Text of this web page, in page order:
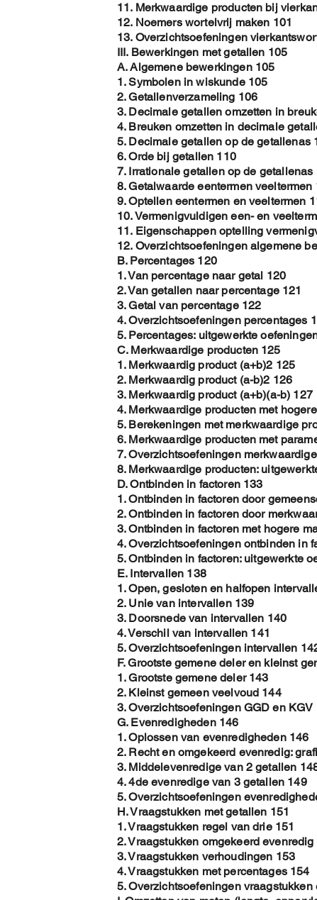
11. Merkwaardige producten bij
12. Noemers wortelvrij maken 101
13. Overzichtsoefeningen
III. Bewerkingen met getallen 105
A. Algemene bewerkingen 105
1. Symbolen in wiskunde 105
2. Getallenverzameling 106
3. Decimale getallen omzetten in
4. Breuken omzetten in decimale
5. Decimale getallen op de getallenas
6. Orde bij getallen 110
7. Irrationale getallen op de getallenas
8. Getalwaarde eentermen veeltermen
9. Optellen eentermen en veeltermen
10. Vermenigvuldigen een- en
11. Eigenschappen optelling
12. Overzichtsoefeningen algemene
B. Percentages 120
1. Van percentage naar getal 120
2. Van getallen naar percentage 121
3. Getal van percentage 122
4. Overzichtsoefeningen percentages
5. Percentages: uitgewerkte
C. Merkwaardige producten 125
1. Merkwaardig product (a+b)2 125
2. Merkwaardig product (a-b)2 126
3. Merkwaardig product (a+b)(a-b) 127
4. Merkwaardige producten met
5. Berekeningen met merkwaardige
6. Merkwaardige producten met
7. Overzichtsoefeningen
8. Merkwaardige producten:
D. Ontbinden in factoren 133
1. Ontbinden in factoren door
2. Ontbinden in factoren door
3. Ontbinden in factoren met hogere
4. Overzichtsoefeningen ontbinden in
5. Ontbinden in factoren: uitgewerkte
E. Intervallen 138
1. Open, gesloten en halfopen
2. Unie van intervallen 139
3. Doorsnede van intervallen 140
4. Verschil van intervallen 141
5. Overzichtsoefeningen intervallen
F. Grootste gemene deler en kleinst
1. Grootste gemene deler 143
2. Kleinst gemeen veelvoud 144
3. Overzichtsoefeningen GGD en KGV
G. Evenredigheden 146
1. Oplossen van evenredigheden 146
2. Recht en omgekeerd evenredig:
3. Middelevenredige van 2 getallen
4. 4de evenredige van 3 getallen 149
5. Overzichtsoefeningen
H. Vraagstukken met getallen 151
1. Vraagstukken regel van drie 151
2. Vraagstukken omgekeerd evenredig
3. Vraagstukken verhoudingen 153
4. Vraagstukken met percentages 154
5. Overzichtsoefeningen